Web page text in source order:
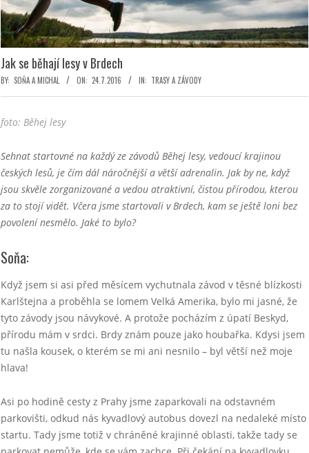
Jak se běhají lesy v Brdech
BY: SOŇA A MICHAL ON: 24.7.2016 IN: TRASY A ZÁVODY
foto: Běhej lesy
Sehnat startovné na každý ze závodů Běhej lesy, vedoucí krajinou
českých lesů, je čím dál náročnější a větší adrenalin. Jak by ne, když
jsou skvěle zorganizované a vedou atraktivní, čistou přírodou, kterou
za to stojí vidět. Včera jsme startovali v Brdech, kam se ještě loni bez
povolení nesmělo. Jaké to bylo?
Soňa:
Když jsem si asi před měsícem vychutnala závod v těsné blízkosti
Karlštejna a proběhla se lomem Velká Amerika, bylo mi jasné, že
tyto závody jsou návykové. A protože pocházím z úpatí Beskyd,
přírodu mám v srdci. Brdy znám pouze jako houbařka. Kdysi jsem
tu našla kousek, o kterém se mi ani nesnilo – byl větší než moje
hlava!
Asi po hodině cesty z Prahy jsme zaparkovali na odstavném
parkovišti, odkud nás kyvadlový autobus dovezl na nedaleké místo
startu. Tady jsme totiž v chráněné krajinné oblasti, takže tady se